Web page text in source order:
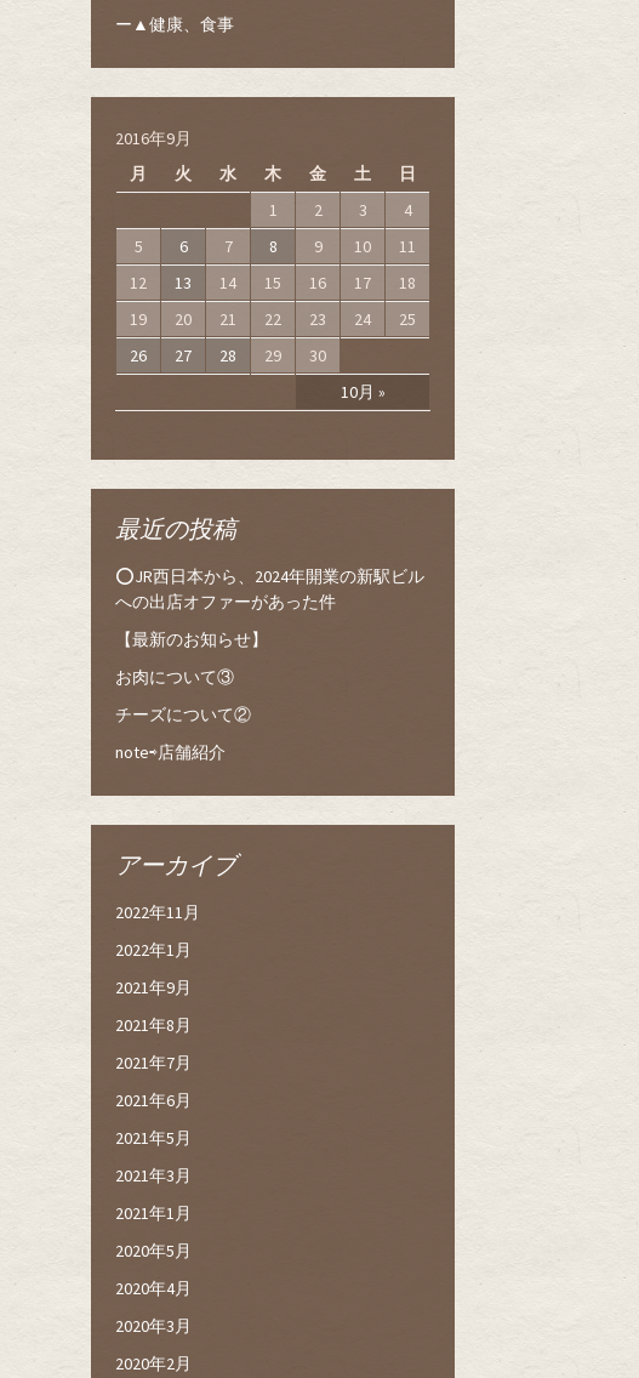
ー▲健康、食事
2016年9月
月
火 水 木 金 土 日
10月 »
1 2 3
4
5
6 7 8 9 10
11
12
13 14 15 16 17
18
19
20 21 22 23 24
25
26
27 28 29 30
最近の投稿
⭕️JR西日本から、2024年開業の新駅ビル
への出店オファーがあった件
【最新のお知らせ】
お肉について③
チーズについて②
note⇨店舗紹介
アーカイブ
2022年11月
2022年1月
2021年9月
2021年8月
2021年7月
2021年6月
2021年5月
2021年3月
2021年1月
2020年5月
2020年4月
2020年3月
2020年2月